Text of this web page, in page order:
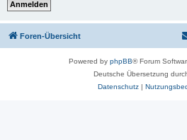
Foren-Übersicht
Powered by phpBB® Forum
Deutsche Übersetzung
Datenschutz|